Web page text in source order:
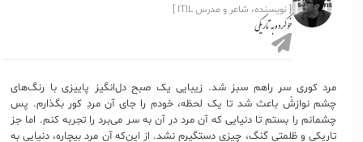
[ نویسنده، شاعر و مدرس ITIL ]
خو کرده به تاریکی
مرد کوری سر راهم سبز شد. زیبایی یک صبح دل‌انگیز پاییزی با رنگ‌های
چشم نوازشْ باعث شد تا یک لحظه، خودم را جای آن مردِ کور بگذارم. پس
چشمانم را بستم تا دنیایی که آن مرد در آن به سر می‌برد را تجربه کنم. اما جز
تاریکی و ظلمتی گنگ، چیزی دستگیرم نشد. از این‌که آن مرد بیچاره، دنیایی به